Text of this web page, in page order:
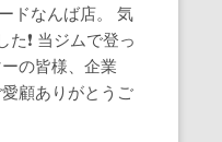
ドなんば店。 気
❗️ 当ジムで登っ
の皆様、企業
顧ありがとうご